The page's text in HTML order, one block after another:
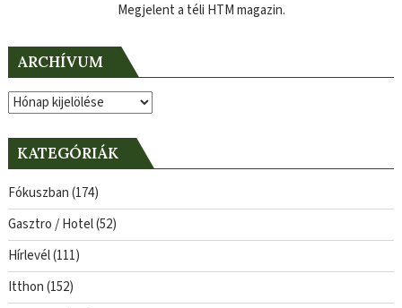
Megjelent a téli HTM magazin.
ARCHÍVUM
Archívum
KATEGÓRIÁK
Fókuszban(174)
Gasztro / Hotel(52)
Hírlevél(111)
Itthon(152)